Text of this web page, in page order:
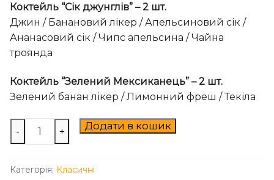
Коктейль “Сік джунглів” – 2 шт.
Джин / Банановий лікер / Апельсиновий сік /
Ананасовий сік / Чипс апельсина / Чайна
троянда
Коктейль “Зелений Мексиканець” – 2 шт.
Зелений банан лікер / Лимонний фреш / Текіла
"Класик"
XS
- + Додати в кошик
Категорія: Класичні